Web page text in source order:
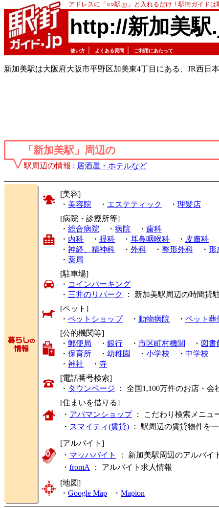
アドレスに「○○駅.jp」と入れるだけ！駅街ガイド
http://新加美駅
使い方 よくある質問 ご利用にあたって
新加美駅は大阪府大阪市平野区加美東4丁目にある、JR西日
「新加美駅」周辺の
駅周辺の情報 : 居酒屋・ホテルなど
[美容]
・ 美容院 ・ エステティック ・ 理髪店
[病院・診療所等]
・ 総合病院 ・ 病院 ・ 歯科
・ 内科 ・ 眼科 ・ 耳鼻咽喉科 ・ 皮膚科
・ 神経、精神科 ・ 外科 ・ 整形外科 ・ 形
・ 薬局
[駐車場]
・ コインパーキング
・ 三井のリパーク
： 新加美駅周辺の時間貸
[ペット]
・ ペットショップ・ 動物病院 ・ ペット葬
[公的機関等]
・ 郵便局 ・ 銀行 ・ 市区町村機関 ・ 図書
・ 保育所 ・ 幼稚園 ・ 小学校 ・ 中学校
・ 神社 ・ 寺
[電話番号検索]
・ タウンページ ： 全国1,100万件のお店・
[住まいを借りる]
・ アパマンショップ： こだわり検索メニュ
・ スマイティ(賃貸) ： 駅周辺の賃貸物件を
[アルバイト]
・ マッハバイト
： 新加美駅周辺のアルバイ
・ fromA ： アルバイト求人情報
[地図]
・ Google Map ・ Mapion